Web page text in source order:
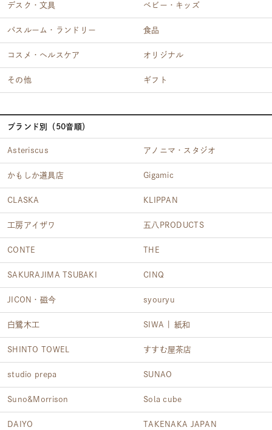
デスク・文具 ベビー・キッズ
バスルーム・ランドリー 食品
コスメ・ヘルスケア オリジナル
その他 ギフト
ブランド別（50音順）
Asteriscus アノニマ・スタジオ
かもしか道具店 Gigamic
CLASKA KLIPPAN
工房アイザワ 五八PRODUCTS
CONTE THE
SAKURAJIMA TSUBAKI CINQ
JICON・磁今 syouryu
白鷺木工 SIWA | 紙和
SHINTO TOWEL すすむ屋茶店
studio prepa SUNAO
Suno&Morrison Sola cube
DAIYO TAKENAKA JAPAN